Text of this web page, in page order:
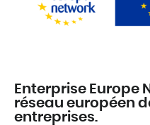
Enterprise Europe
réseau européen
entreprises.